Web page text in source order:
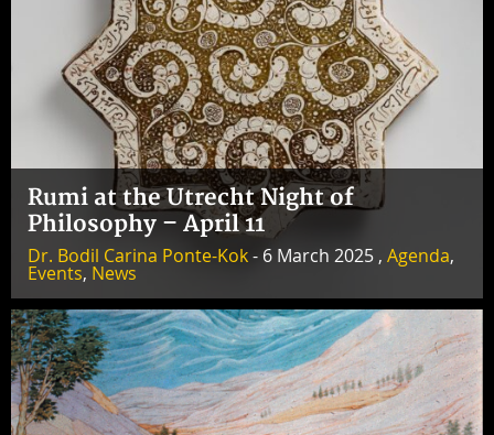
Rumi at the Utrecht Night of
Philosophy – April 11
Dr. Bodil Carina Ponte-Kok- 6 March 2025 , Agenda,
Events, News